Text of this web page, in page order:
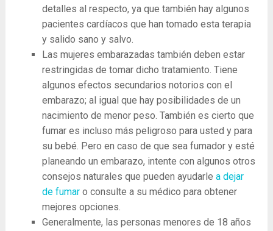
detalles al respecto, ya que también hay algunos
pacientes cardíacos que han tomado esta terapia
y salido sano y salvo.
Las mujeres embarazadas también deben estar
restringidas de tomar dicho tratamiento. Tiene
algunos efectos secundarios notorios con el
embarazo; al igual que hay posibilidades de un
nacimiento de menor peso. También es cierto que
fumar es incluso más peligroso para usted y para
su bebé. Pero en caso de que sea fumador y esté
planeando un embarazo, intente con algunos otros
consejos naturales que pueden ayudarle a dejar
de fumar o consulte a su médico para obtener
mejores opciones.
Generalmente, las personas menores de 18 años